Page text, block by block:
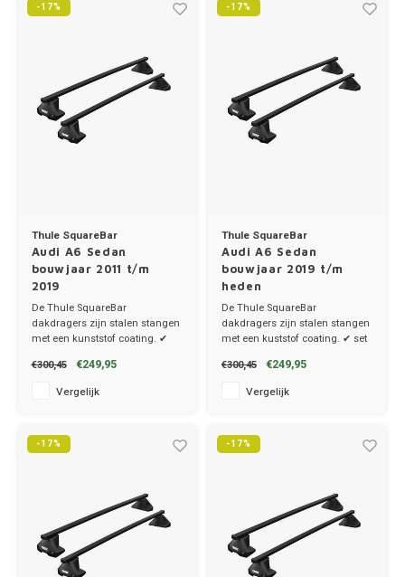
-17%
Thule SquareBar
Audi A6 Sedan
bouwjaar 2011 t/m
2019
De Thule SquareBar
dakdragers zijn stalen stangen
met een kunststof coating. ✔
breedte 3.2cm
€300,45 €249,95
Vergelijk
-17%
Thule SquareBar
Audi A6 Sedan
bouwjaar 2019 t/m
heden
De Thule SquareBar
dakdragers zijn stalen stangen
met een kuststof coating. ✔ set
3.2cm
€300,45 €249,95
Vergelijk
-17% -17%